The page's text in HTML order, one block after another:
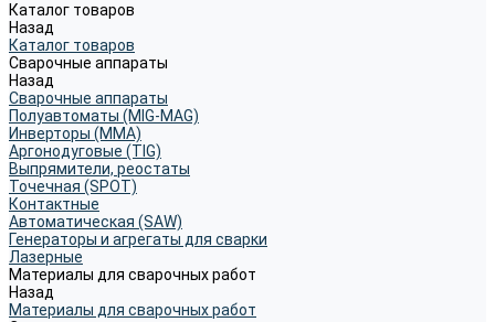
Каталог товаров
Назад
Каталог товаров
Сварочные аппараты
Назад
Сварочные аппараты
Полуавтоматы (MIG-MAG)
Инверторы (MMA)
Аргонодуговые (TIG)
Выпрямители, реостаты
Точечная (SPOT)
Контактные
Автоматическая (SAW)
Генераторы и агрегаты для сварки
Лазерные
Материалы для сварочных работ
Назад
Материалы для сварочных работ